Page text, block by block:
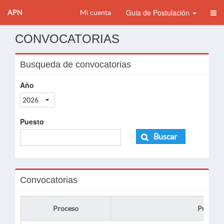
APN Mi cuenta Guia de Postulación
CONVOCATORIAS
Busqueda de convocatorias
Año
2026
Puesto
Buscar
Convocatorias
Proceso Puesto